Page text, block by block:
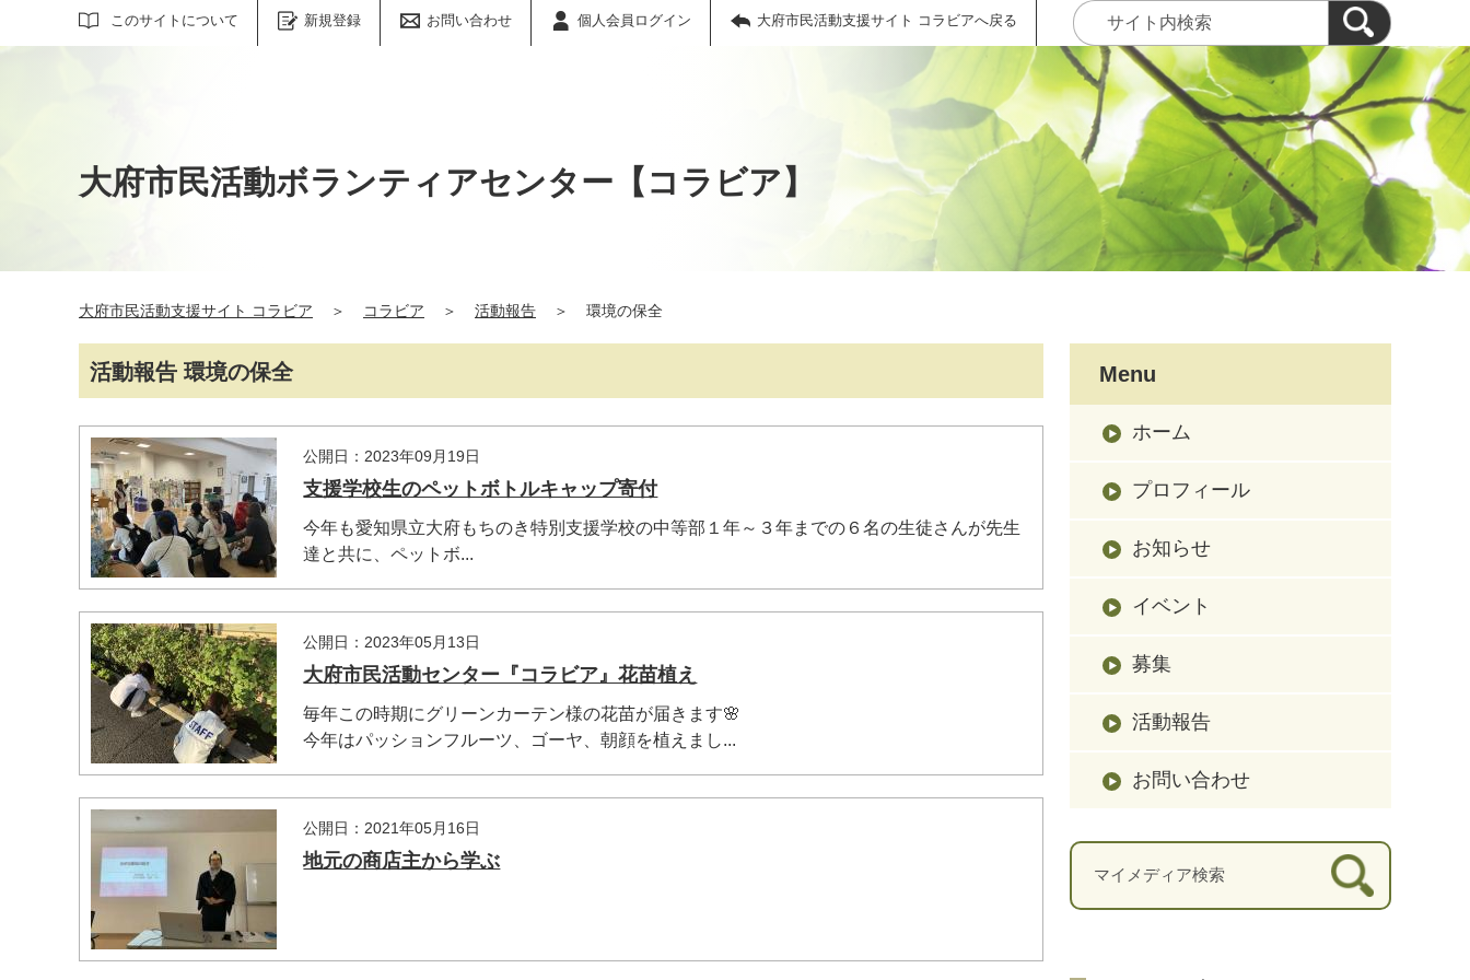
このサイトについて 新規登録 お問い合わせ 個人会員ログイン 大府市民活動支援サイト コラビアへ戻る
サイト内検索
大府市民活動ボランティアセンター【コラビア】
大府市民活動支援サイト コラビア ＞ コラビア ＞ 活動報告 ＞ 環境の保全
活動報告 環境の保全
公開日：2023年09月19日
支援学校生のペットボトルキャップ寄付
今年も愛知県立大府もちのき特別支援学校の中等部１年～３年までの６名の生徒さんが先生
達と共に、ペットボ...
公開日：2023年05月13日
大府市民活動センター『コラビア』花苗植え
毎年この時期にグリーンカーテン様の花苗が届きます🌸
今年はパッションフルーツ、ゴーヤ、朝顔を植えまし...
公開日：2021年05月16日
地元の商店主から学ぶ
Menu
ホーム
プロフィール
お知らせ
イベント
募集
活動報告
お問い合わせ
マイメディア検索